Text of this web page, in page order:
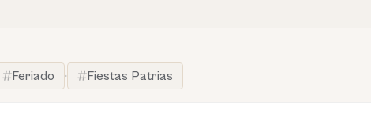
Feriado · Fiestas Patrias